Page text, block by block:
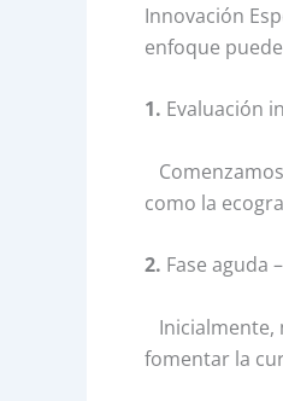
Innovación
enfoque
1. Evaluación
como la
2. Fase aguda
Inicialmente,
fomentar la